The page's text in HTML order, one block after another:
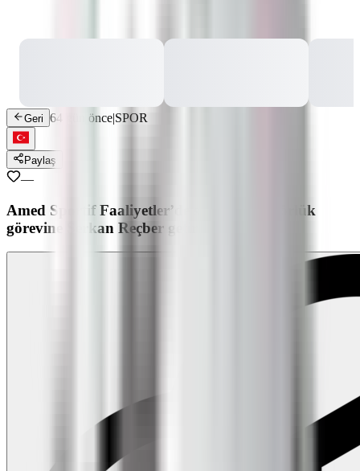
Geri 64 gün önce|SPOR
Paylaş
—
Amed Sportif Faaliyetler’de sportif direktörlük
görevine Serkan Reçber getirildi